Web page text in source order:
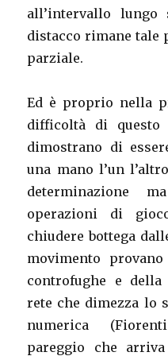
all’intervallo
distacco rimane tale
parziale.
Ed è proprio nella
difficoltà di
dimostrano di
una mano l’un
determinazione
operazioni di
chiudere bottega
movimento
controfughe e della
rete che dimezza lo
numerica
pareggio che